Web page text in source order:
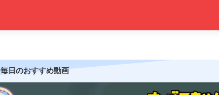
毎日のおすすめ動画